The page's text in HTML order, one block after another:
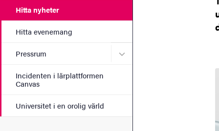
Hitta nyheter
Hitta evenemang
Pressrum Undermeny för Pressrum
Incidenten i lärplattformen
Canvas
Universitet i en orolig värld